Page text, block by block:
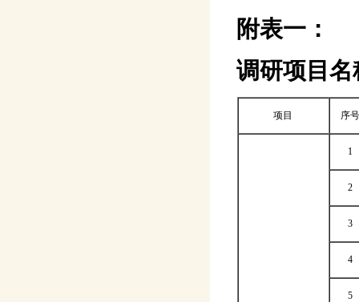
附表一：
调研项目名
项目 序
1
2
3
4
5